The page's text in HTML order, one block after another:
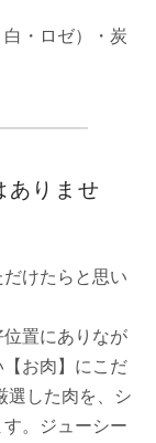
・ロゼ）・炭
りませ
けたらと思い
置にありなが
お肉】にこだ
選した肉を、シ
。ジューシー